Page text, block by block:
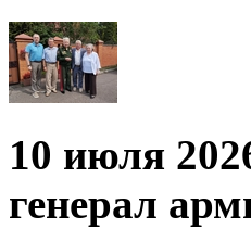
10 июля
генерал